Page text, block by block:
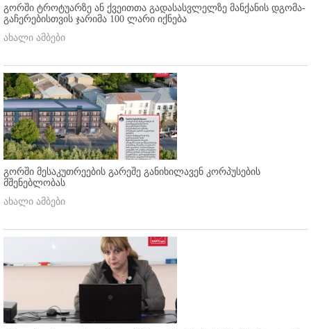
გორში ტროტუარზე ან ქვეითთა გადასასვლელზე მანქანის დგომა-
გაჩერებისთვის ჯარიმა 100 ლარი იქნება
ახალი ამბები
გორში მესაკუთრეების გარეშე განიხილავენ კორპუსების
მშენებლობას
ახალი ამბები